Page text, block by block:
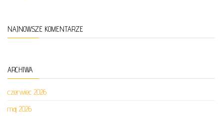
NAJNOWSZE KOMENTARZE
ARCHIWA
czerwiec 2026
maj 2026